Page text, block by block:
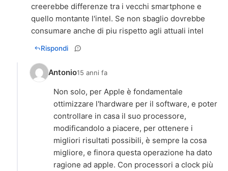
creerebbe differenze tra i vecchi smartphone e
quello montante l'intel. Se non sbaglio dovrebbe
consumare anche di piu rispetto agli attuali intel
Rispondi
Antonio15 anni fa
Non solo, per Apple è fondamentale
ottimizzare l'hardware per il software, e poter
controllare in casa il suo processore,
modificandolo a piacere, per ottenere i
migliori risultati possibili, è sempre la cosa
migliore, e finora questa operazione ha dato
ragione ad apple. Con processori a clock più